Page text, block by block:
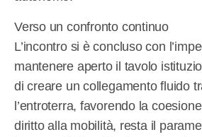
Verso un confronto continuo
L’incontro si è concluso con
mantenere aperto il tavolo
di creare un collegamento fluido
l’entroterra, favorendo la
diritto alla mobilità, resta il